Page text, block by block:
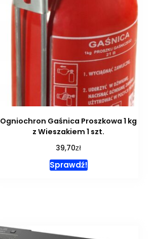
Ogniochron Gaśnica Proszkowa 1 kg
z Wieszakiem 1 szt.
39,70zł
Sprawdź!